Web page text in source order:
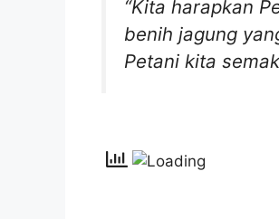
“Kita harapkan
benih jagung
Petani kita